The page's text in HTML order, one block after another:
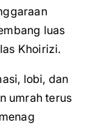
luas
Khoirizi.
lobi, dan
umrah terus